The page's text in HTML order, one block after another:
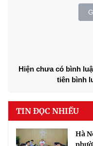
Hiện chưa có bình
tiên bình
TIN ĐỌC NHIỀU
Hà